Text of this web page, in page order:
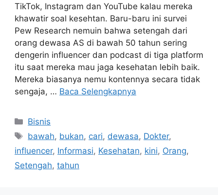
TikTok, Instagram dan YouTube kalau mereka
khawatir soal kesehtan. Baru-baru ini survei
Pew Research nemuin bahwa setengah dari
orang dewasa AS di bawah 50 tahun sering
dengerin influencer dan podcast di tiga platform
itu saat mereka mau jaga kesehatan lebih baik.
Mereka biasanya nemu kontennya secara tidak
sengaja, … Baca Selengkapnya
Kategori
Bisnis
Tag
bawah, bukan, cari, dewasa, Dokter,
influencer, Informasi, Kesehatan, kini, Orang,
Setengah, tahun